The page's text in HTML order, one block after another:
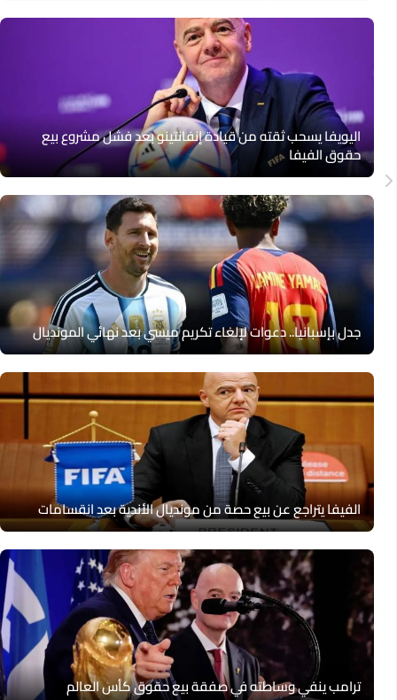
اليويفا يسحب ثقته من قيادة إنفانتينو بعد فشل مشروع بيع
حقوق الفيفا
جدل بإسبانيا.. دعوات لإلغاء تكريم ميسي بعد نهائي المونديال
الفيفا يتراجع عن بيع حصة من مونديال الأندية بعد انقسامات
ترامب ينفي وساطته في صفقة بيع حقوق كأس العالم